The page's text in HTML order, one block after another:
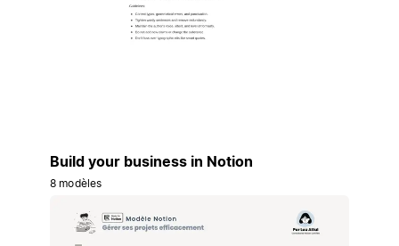
Build your business in Notion
8 modèles